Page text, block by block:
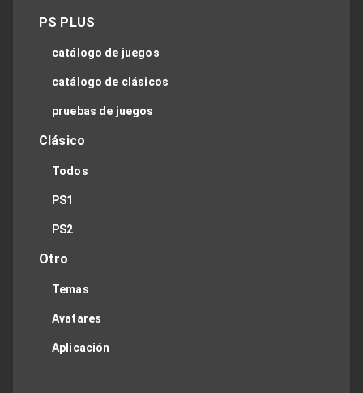
PS PLUS
catálogo de juegos
catálogo de clásicos
pruebas de juegos
Clásico
Todos
PS1
PS2
Otro
Temas
Avatares
Aplicación